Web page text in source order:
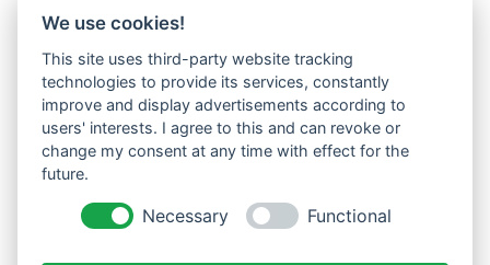
Westküste UG (haftungsbeschränkt)
Menzlingen 14 B
51503 Rösrath
Datenschutzerklärung
We use cookies!
This site uses third-party website tracking
technologies to provide its services, constantly
improve and display advertisements according to
users' interests. I agree to this and can revoke or
change my consent at any time with effect for the
future.
Necessary Functional